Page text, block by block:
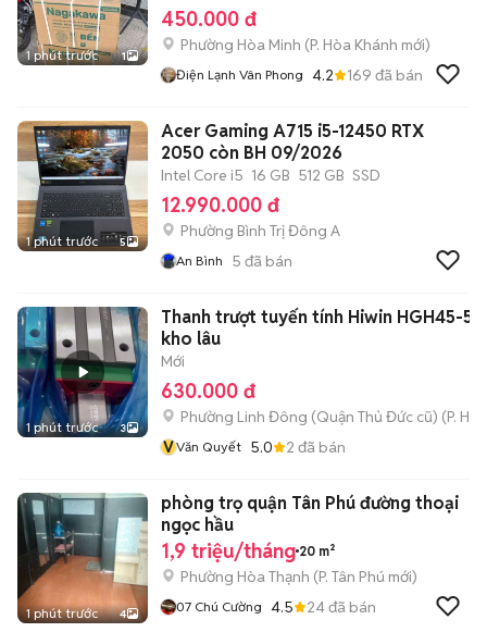
1 phút trước 1
450.000 đ
Phường Hòa Minh (P. Hòa Khánh mới)
Điện Lạnh Vân Phong 4.2 169 đã bán
1 phút trước 5
Acer Gaming A715 i5-12450 RTX
2050 còn BH 09/2026
Intel Core i5 16 GB 512 GB SSD
12.990.000 đ
Phường Bình Trị Đông A
An Bình 5 đã bán
1 phút trước 3
Thanh trượt tuyến tính Hiwin HGH45-
kho lâu
Mới
630.000 đ
Phường Linh Đông (Quận Thủ Đức cũ) (P.
VVăn Quyết 5.0 2 đã bán
1 phút trước 4
phòng trọ quận Tân Phú đường thoại
ngọc hầu
1,9 triệu/tháng 20 m²
Phường Hòa Thạnh (P. Tân Phú mới)
07 Chú Cường 4.5 24đã bán